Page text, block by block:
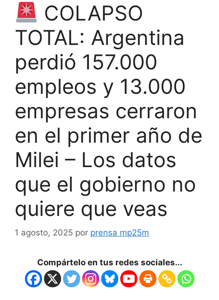
COLAPSO
TOTAL: Argentina
perdió 157.000
empleos y 13.000
empresas cerraron
en el primer año de
Milei – Los datos
que el gobierno no
quiere que veas
1 agosto, 2025 por prensa mp25m
Compártelo en tus redes sociales...